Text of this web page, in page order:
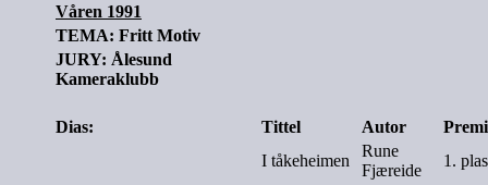
Våren 1991
TEMA: Fritt Motiv
JURY: Ålesund
Kameraklubb
Dias: Tittel Autor
I tåkeheimen
Rune
Fjæreide
1.